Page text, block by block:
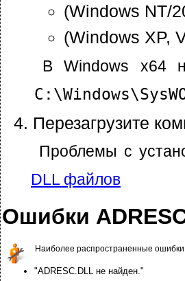
(Windows NT/
(Windows XP,
В Windows x64
Перезагрузите
Проблемы с
DLL файлов
Ошибки
Наиболее распространенные
"ADRESC.DLL не найден."